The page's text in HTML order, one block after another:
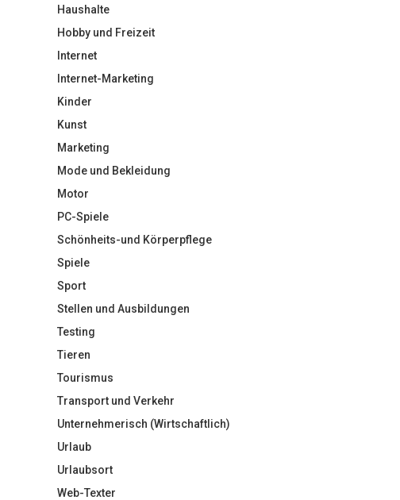
Haushalte
Hobby und Freizeit
Internet
Internet-Marketing
Kinder
Kunst
Marketing
Mode und Bekleidung
Motor
PC-Spiele
Schönheits-und Körperpflege
Spiele
Sport
Stellen und Ausbildungen
Testing
Tieren
Tourismus
Transport und Verkehr
Unternehmerisch (Wirtschaftlich)
Urlaub
Urlaubsort
Web-Texter